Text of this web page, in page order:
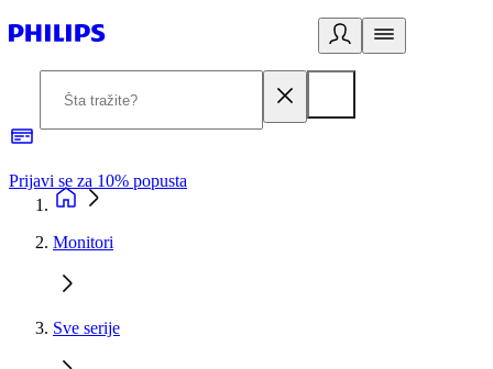
Prijavi se za 10% popusta
Monitori
Sve serije